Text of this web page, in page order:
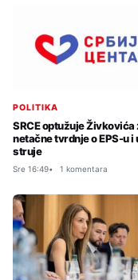
POLITIKA
SRCE optužuje Živkovića
netačne tvrdnje o EPS-u i
struje
Sre 16:49 1 komentara